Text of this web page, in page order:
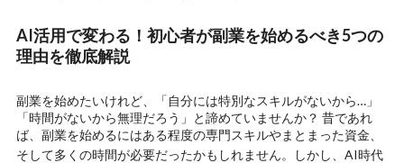
AI活用で変わる！初心者が副業を始めるべき5つの
理由を徹底解説
副業を始めたいけれど、「自分には特別なスキルがないから…」
「時間がないから無理だろう」と諦めていませんか？ 昔であれ
ば、副業を始めるにはある程度の専門スキルやまとまった資金、
そして多くの時間が必要だったかもしれません。しかし、 AI時代